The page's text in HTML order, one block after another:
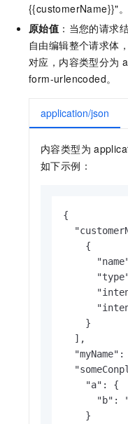
{{customerName}}"。
原始值 ：当您的请求
自由编辑整个请求体
对应，内容类型分为
form-urlencoded。
application/json
内容类型为
如下示例：
{
    {
    }
  ],
"myName":
    "a": {
"b":
    }